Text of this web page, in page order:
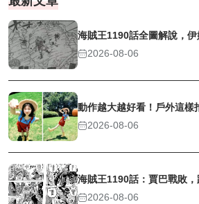
海賊王1190話全圖解說，伊
2026-08-06
動作越大越好看！戶外這樣
2026-08-06
海賊王1190話：賈巴戰敗，
2026-08-06